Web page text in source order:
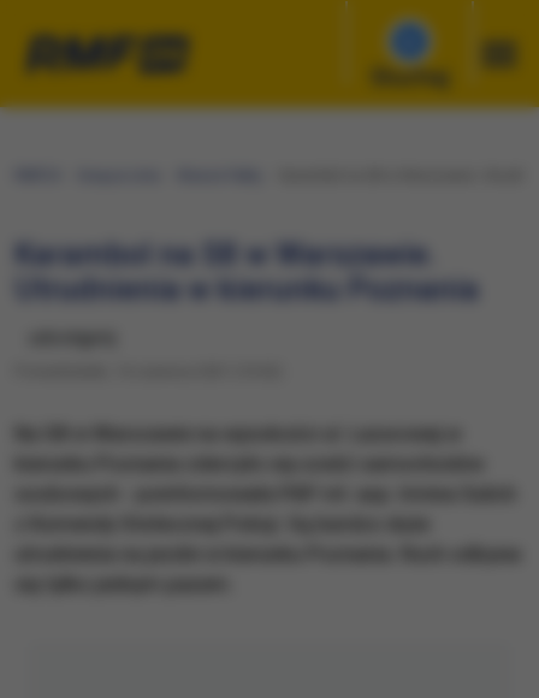
Słuchaj
Karambol na S8 w Warszawie.
Utrudnienia w kierunku Poznania